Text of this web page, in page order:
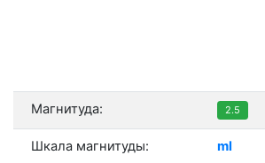
Магнитуда: 2.5
Шкала магнитуды: ml